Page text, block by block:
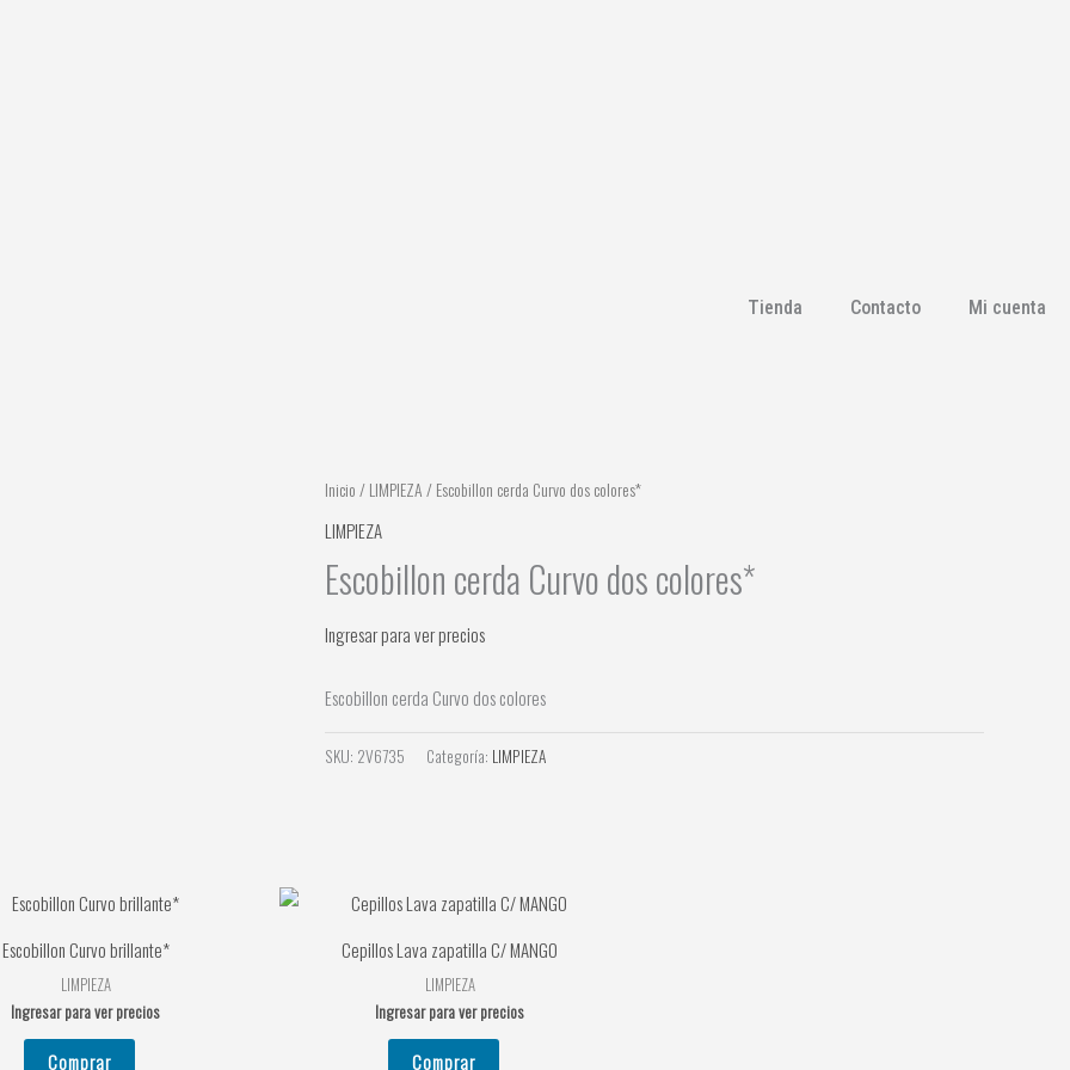
Tienda Contacto Mi cuenta
Inicio / LIMPIEZA / Escobillon cerda Curvo dos colores*
LIMPIEZA
Escobillon cerda Curvo dos colores*
Ingresar para ver precios
Escobillon cerda Curvo dos colores
SKU: 2V6735 Categoría: LIMPIEZA
Escobillon Curvo brillante*
LIMPIEZA
Ingresar para ver precios
Comprar
Cepillos Lava zapatilla C/ MANGO
LIMPIEZA
Ingresar para ver precios
Comprar